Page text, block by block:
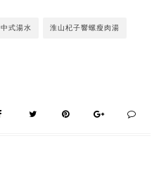
中式湯水 淮山杞子響螺瘦肉湯